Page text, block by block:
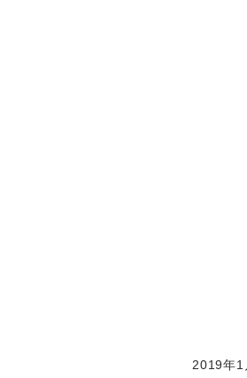
2019年1